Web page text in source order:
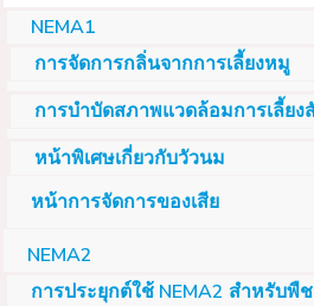
NEMA1
การจัดการกลิ่นจากการเลี้ยงหมู
การบำบัดสภาพแวดล้อมการเลี้ยง
หน้าพิเศษเกี่ยวกับวัวนม
หน้าการจัดการของเสีย
NEMA2
การประยุกต์ใช้ NEMA2 สำหรับ